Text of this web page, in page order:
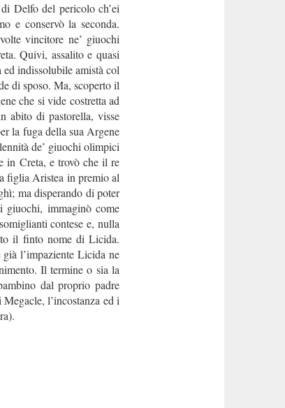
Delfo del pericolo ch’ei
e conservò la seconda.
vincitore ne’ giuochi
Quivi, assalito e quasi
indissolubile amistà col
di sposo. Ma, scoperto il
che si vide costretta ad
abito di pastorella, visse
la fuga della sua Argene
de’ giuochi olimpici
in Creta, e trovò che il re
figlia Aristea in premio al
ma disperando di poter
giuochi, immaginò come
contese e, nulla
il finto nome di Licida.
l’impaziente Licida ne
Il termine o sia la
dal proprio padre
l’incostanza ed i